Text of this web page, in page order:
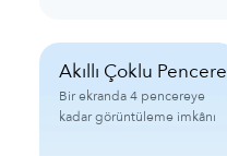
Akıllı Çoklu Pencere
Bir ekranda 4 pencereye
kadar görüntüleme imkânı